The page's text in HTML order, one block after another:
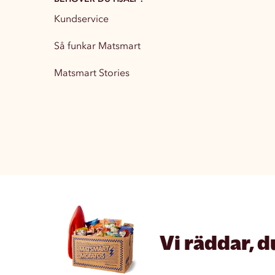
Partytillbehör
Kundservice
Så funkar Matsmart
Matsmart Stories
Vi räddar,